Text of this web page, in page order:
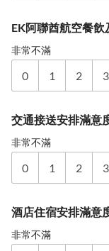
EK阿聯酋航空餐飲
非常不滿
0 1 2 3
交通接送安排滿意
非常不滿
0 1 2 3
酒店住宿安排滿意
非常不滿